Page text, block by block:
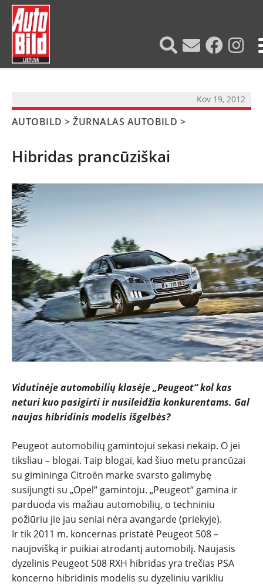
NAUJIENOS
TESTAI
NAUJI
NAUDOTI
REPORTAŽAI
SPORTAS
PATARIMAI
ĮVAIRENYBĖS
Kov 19, 2012
AUTOBILD >ŽURNALAS AUTOBILD >
Hibridas prancūziškai
Vidutinėje automobilių klasėje „Peugeot“ kol kas
neturi kuo pasigirti ir nusileidžia konkurentams. Gal
naujas hibridinis modelis išgelbės?
Peugeot automobilių gamintojui sekasi nekaip. O jei
tiksliau – blogai. Taip blogai, kad šiuo metu prancūzai
su gimininga Citroën marke svarsto galimybę
susijungti su „Opel“ gamintoju. „Peugeot“ gamina ir
parduoda vis mažiau automobilių, o techniniu
požiūriu jie jau seniai nėra avangarde (priekyje).
Ir tik 2011 m. koncernas pristatė Peugeot 508 –
naujovišką ir puikiai atrodantį automobilį. Naujasis
dyzelinis Peugeot 508 RXH hibridas yra trečias PSA
koncerno hibridinis modelis su dyzeliniu varikliu